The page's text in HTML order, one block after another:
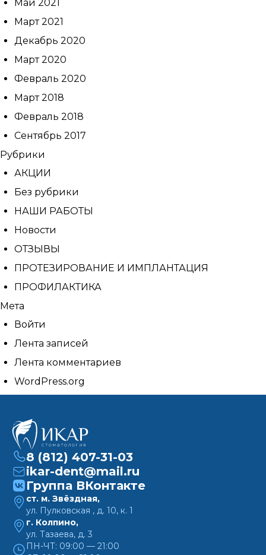
Май 2021
Март 2021
Декабрь 2020
Март 2020
Февраль 2020
Март 2018
Февраль 2018
Сентябрь 2017
Рубрики
АКЦИИ
Без рубрики
НАШИ РАБОТЫ
Новости
ОТЗЫВЫ
ПРОТЕЗИРОВАНИЕ И ИМПЛАНТАЦИЯ
ПРОФИЛАКТИКА
Мета
Войти
Лента записей
Лента комментариев
WordPress.org
8 (812) 407-31-03
ikar-dent@mail.ru
Группа ВКонтакте
ст. м. Звёздная,
ул. Пулковская , д. 10, к. 1
г. Колпино,
ул. Тазаева, д. 3
ПН-ЧТ: 09:00 — 21:00